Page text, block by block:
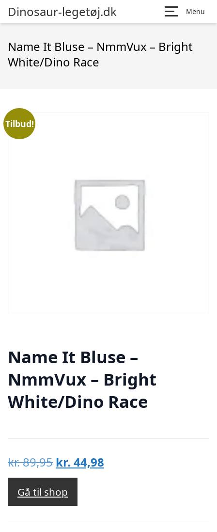
Dinosaur-legetøj.dk Menu
Name It Bluse – NmmVux – Bright
White/Dino Race
Tilbud!
Name It Bluse –
NmmVux – Bright
White/Dino Race
kr.89,95 Den
oprindelige
pris
var:
kr. 89,95.
kr. 44,98
kr. 44,98.
Gå til shop